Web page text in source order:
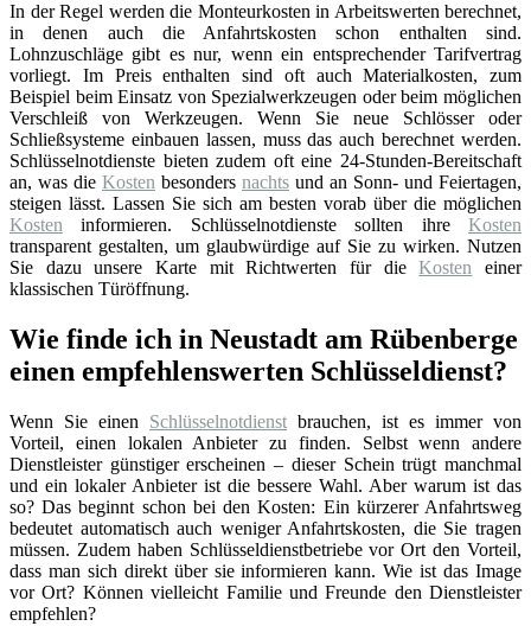
In der Regel werden die Monteurkosten in Arbeitswerten berechnet,
in denen auch die Anfahrtskosten schon enthalten sind.
Lohnzuschläge gibt es nur, wenn ein entsprechender Tarifvertrag
vorliegt. Im Preis enthalten sind oft auch Materialkosten, zum
Beispiel beim Einsatz von Spezialwerkzeugen oder beim möglichen
Verschleiß von Werkzeugen. Wenn Sie neue Schlösser oder
Schließsysteme einbauen lassen, muss das auch berechnet werden.
Schlüsselnotdienste bieten zudem oft eine 24-Stunden-Bereitschaft
an, was die Kosten besonders nachts und an Sonn- und Feiertagen,
steigen lässt. Lassen Sie sich am besten vorab über die möglichen
Kosten informieren. Schlüsselnotdienste sollten ihre Kosten
transparent gestalten, um glaubwürdige auf Sie zu wirken. Nutzen
Sie dazu unsere Karte mit Richtwerten für dieKosten einer
klassischen Türöffnung.
Wie finde ich in Neustadt am Rübenberge
einen empfehlenswerten Schlüsseldienst?
Wenn Sie einen Schlüsselnotdienst brauchen, ist es immer von
Vorteil, einen lokalen Anbieter zu finden. Selbst wenn andere
Dienstleister günstiger erscheinen – dieser Schein trügt manchmal
und ein lokaler Anbieter ist die bessere Wahl. Aber warum ist das
so? Das beginnt schon bei den Kosten: Ein kürzerer Anfahrtsweg
bedeutet automatisch auch weniger Anfahrtskosten, die Sie tragen
müssen. Zudem haben Schlüsseldienstbetriebe vor Ort den Vorteil,
dass man sich direkt über sie informieren kann. Wie ist das Image
vor Ort? Können vielleicht Familie und Freunde den Dienstleister
empfehlen?